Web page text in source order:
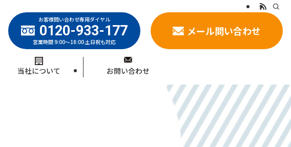
当社について お問い合わせ
お客様問い合わせ専用ダイヤル
0120-933-177
営業時間 9:00～18:00 土日祝も対応
メール問い合わせ